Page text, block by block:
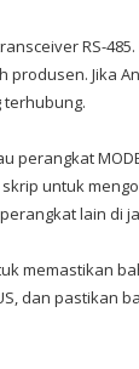
RS-485.
Jika
terhubung.
untuk
lain di
memastikan
dan pastikan